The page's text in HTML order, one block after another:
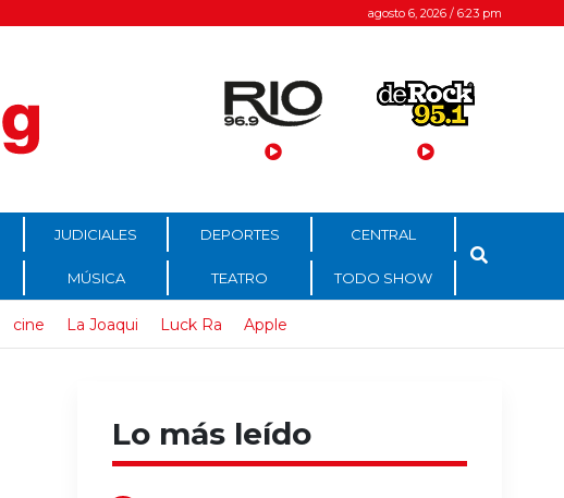
agosto 6, 2026 / 6:23 pm
JUDICIALES DEPORTES CENTRAL
MÚSICA TEATRO TODO SHOW
cine La Joaqui Luck Ra Apple
Lo más leído